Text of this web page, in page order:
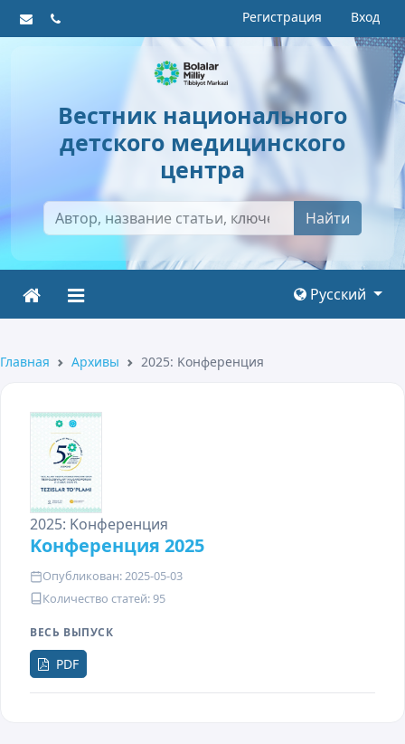
Регистрация Вход
Вестник национального
детского медицинского
центра
Найти
Русский
Главная Архивы 2025: Kонференция
2025: Kонференция
Kонференция 2025
Опубликован: 2025-05-03
Количество статей: 95
ВЕСЬ ВЫПУСК
PDF